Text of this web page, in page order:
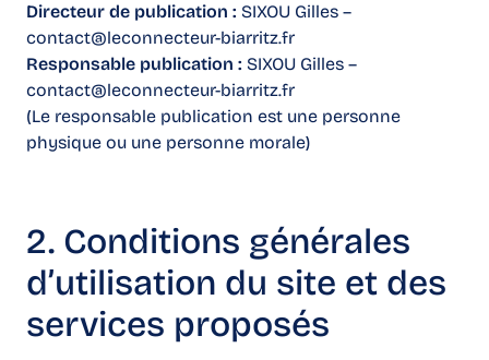
Directeur de publication : SIXOU Gilles –
contact@leconnecteur-biarritz.fr
Responsable publication : SIXOU Gilles –
contact@leconnecteur-biarritz.fr
(Le responsable publication est une personne
physique ou une personne morale)
2. Conditions générales
d’utilisation du site et des
services proposés